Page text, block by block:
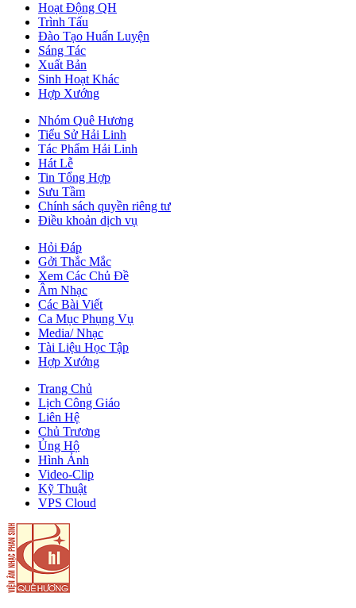
Hoạt Động QH
Trình Tấu
Đào Tạo Huấn Luyện
Sáng Tác
Xuất Bản
Sinh Hoạt Khác
Hợp Xướng
Nhóm Quê Hương
Tiểu Sử Hải Linh
Tác Phẩm Hải Linh
Hát Lễ
Tin Tổng Hợp
Sưu Tầm
Chính sách quyền riêng tư
Điều khoản dịch vụ
Hỏi Đáp
Gởi Thắc Mắc
Xem Các Chủ Đề
Âm Nhạc
Các Bài Viết
Ca Mục Phụng Vụ
Media/ Nhạc
Tài Liệu Học Tập
Hợp Xướng
Trang Chủ
Lịch Công Giáo
Liên Hệ
Chủ Trương
Ủng Hộ
Hình Ảnh
Video-Clip
Kỹ Thuật
VPS Cloud